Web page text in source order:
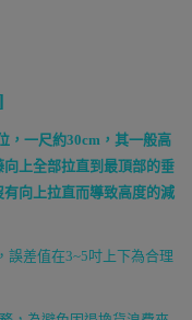
，一尺約30cm，其一般高
上全部拉直到最頂部的垂
向上拉直而導致高度的減
誤差值在3~5吋上下為合理